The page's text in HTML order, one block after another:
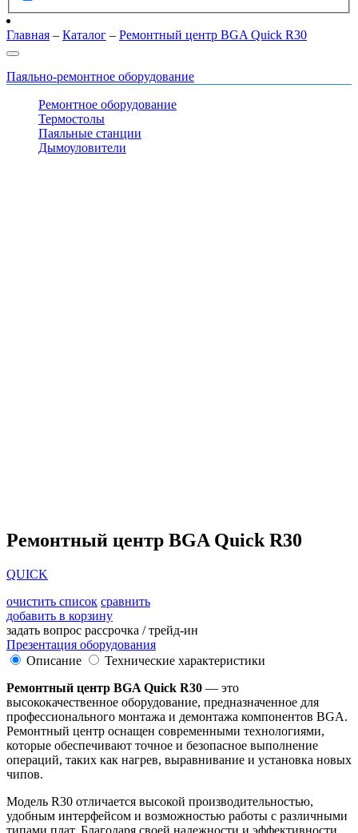
Главная – Каталог – Ремонтный центр BGA Quick R30
Паяльно-ремонтное оборудование
Ремонтное оборудование
Термостолы
Паяльные станции
Дымоуловители
Ремонтный центр BGA Quick R30
QUICK
очистить список сравнить
добавить в корзину
задать вопрос рассрочка / трейд-ин
Презентация оборудования
Описание
Технические характеристики
Ремонтный центр BGA Quick R30 — это
высококачественное оборудование, предназначенное для
профессионального монтажа и демонтажа компонентов BGA.
Ремонтный центр оснащен современными технологиями,
которые обеспечивают точное и безопасное выполнение
операций, таких как нагрев, выравнивание и установка новых
чипов.
Модель R30 отличается высокой производительностью,
удобным интерфейсом и возможностью работы с различными
типами плат. Благодаря своей надежности и эффективности,